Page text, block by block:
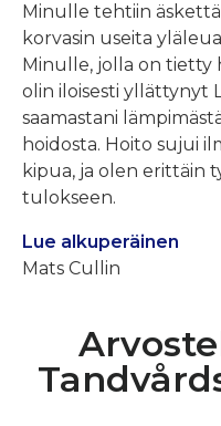
Minulle tehtiin
korvasin useita
Minulle, jolla on tietty
olin iloisesti yllättynyt
saamastani
hoidosta. Hoito sujui
kipua, ja olen erittäin
tulokseen.
Lue alkuperäinen
Mats Cullin